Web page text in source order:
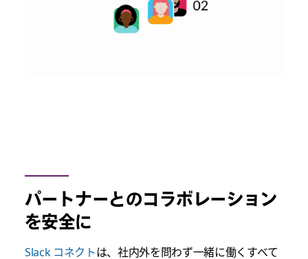
パートナーとのコラボレーション
を安全に
Slack コネクトは、社内外を問わず一緒に働くすべて